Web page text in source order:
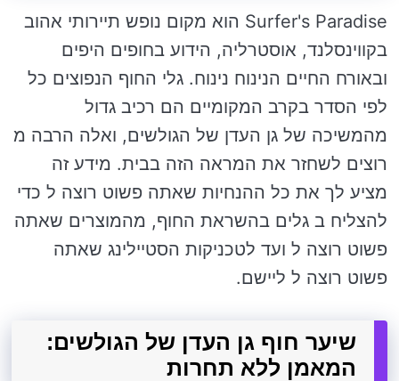
Surfer's Paradise הוא מקום נופש תיירותי אהוב
בקווינסלנד, אוסטרליה, הידוע בחופים היפים
ובאורח החיים הנינוח נינוח. גלי החוף הנפוצים כל
לפי הסדר בקרב המקומיים הם רכיב גדול
מהמשיכה של גן העדן של הגולשים, ואלה הרבה מ
רוצים לשחזר את המראה הזה בבית. מידע זה
מציע לך את כל ההנחיות שאתה פשוט רוצה ל כדי
להצליח ב גלים בהשראת החוף, מהמוצרים שאתה
פשוט רוצה ל ועד לטכניקות הסטיילינג שאתה
פשוט רוצה ל ליישם.
שיער חוף גן העדן של הגולשים:
המאמן ללא תחרות